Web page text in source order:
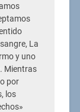
La
y uno
Mientras
por
los